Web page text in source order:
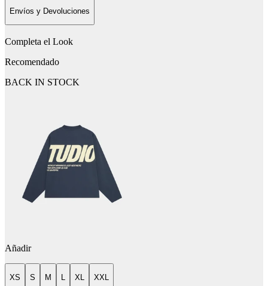
Envíos y Devoluciones
Completa el Look
Recomendado
BACK IN STOCK
Añadir
XS S M L XL XXL